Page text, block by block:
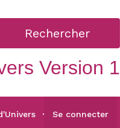
Rechercher
Version 1
Se connecter